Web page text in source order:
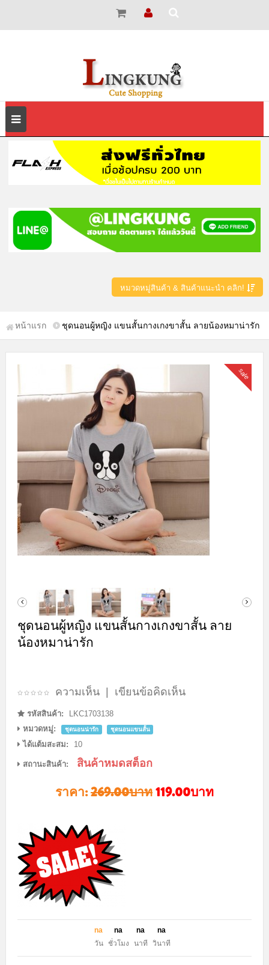
หมวดหมู่สินค้า & สินค้าแนะนำ คลิก!
หน้าแรก ชุดนอนผู้หญิง แขนสั้นกางเกงขาสั้น ลายน้องหมาน่ารัก
sale
ชุดนอนผู้หญิง แขนสั้นกางเกงขาสั้น ลาย
น้องหมาน่ารัก
ความเห็น | เขียนข้อคิดเห็น
รหัสสินค้า:
LKC1703138
หมวดหมู่:
ชุดนอนน่ารัก ชุดนอนแขนสั้น
ได้แต้มสะสม: 10
สถานะสินค้า: สินค้าหมดสต็อก
ราคา:269.00บาท119.00บาท
na
วัน
na
ชั่วโมง
na
นาที
na
วินาที